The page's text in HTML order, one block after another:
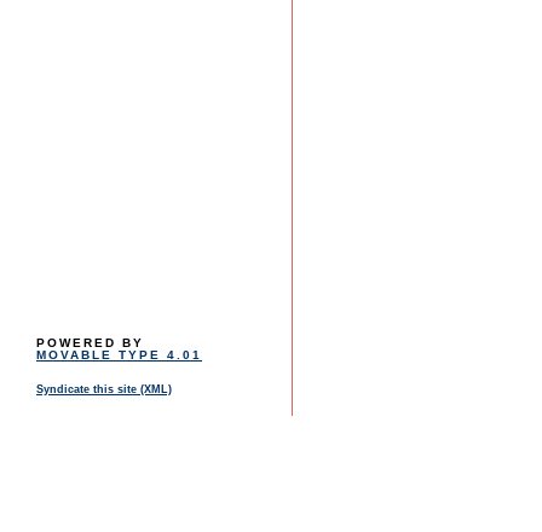
POWERED BY
MOVABLE TYPE 4.01
Syndicate this site (XML)